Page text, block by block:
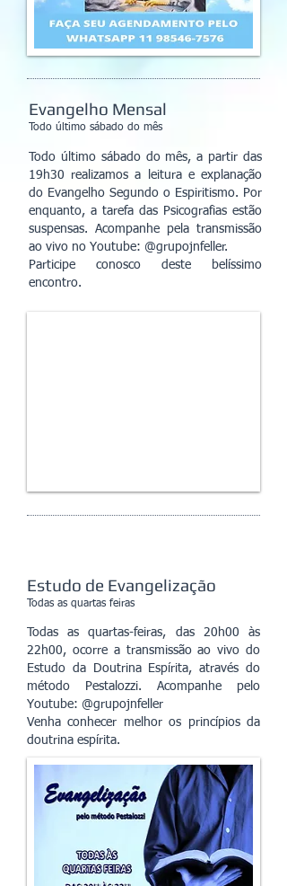
Evangelho Mensal
Todo último sábado do mês
Todo último sábado do mês, a partir das
19h30 realizamos a leitura e explanação
do Evangelho Segundo o Espiritismo. Por
enquanto, a tarefa das Psicografias estão
suspensas. Acompanhe pela transmissão
ao vivo no Youtube: @grupojnfeller.
Participe conosco deste belíssimo
encontro.
Estudo de Evangelização
Todas as quartas feiras
Todas as quartas-feiras, das 20h00 às
22h00, ocorre a transmissão ao vivo do
Estudo da Doutrina Espírita, através do
método Pestalozzi. Acompanhe pelo
Youtube: @grupojnfeller
Venha conhecer melhor os princípios da
doutrina espírita.